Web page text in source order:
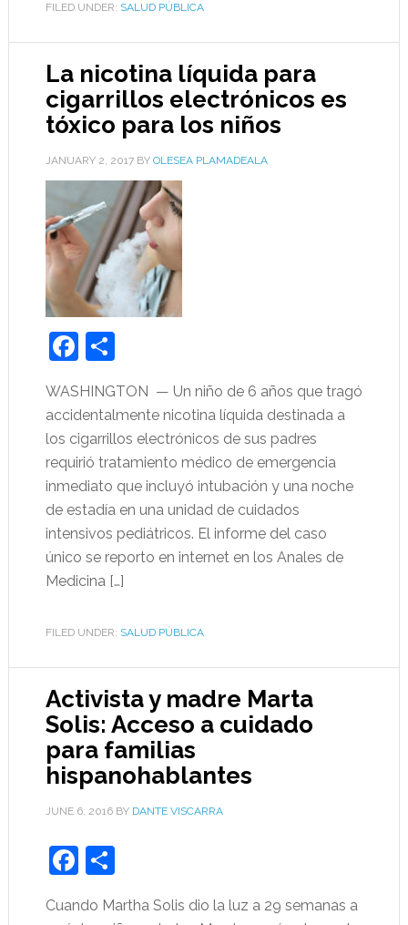
FILED UNDER: SALUD PÚBLICA
La nicotina líquida para
cigarrillos electrónicos es
tóxico para los niños
JANUARY 2, 2017BY OLESEA PLAMADEALA
Facebook
Share
WASHINGTON — Un niño de 6 años que tragó
accidentalmente nicotina líquida destinada a
los cigarrillos electrónicos de sus padres
requirió tratamiento médico de emergencia
inmediato que incluyó intubación y una noche
de estadía en una unidad de cuidados
intensivos pediátricos. El informe del caso
único se reporto en internet en los Anales de
Medicina […]
FILED UNDER: SALUD PÚBLICA
Activista y madre Marta
Solis: Acceso a cuidado
para familias
hispanohablantes
JUNE 6, 2016BY DANTE VISCARRA
Facebook
Share
Cuando Martha Solis dio la luz a 29 semanas a